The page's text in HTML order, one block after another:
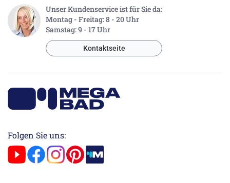
Unser Kundenservice ist für Sie da:
Montag - Freitag: 8 - 20 Uhr
Samstag: 9 - 17 Uhr
Kontaktseite
Folgen Sie uns: